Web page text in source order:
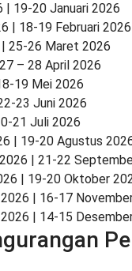
| 19-20 Januari 2026
| 18-19 Februari 2026
25-26 Maret 2026
– 28 April 2026
19 Mei 2026
23 Juni 2026
21 Juli 2026
| 19-20 Agustus
| 21-22
| 19-20 Oktober
| 16-17
| 14-15